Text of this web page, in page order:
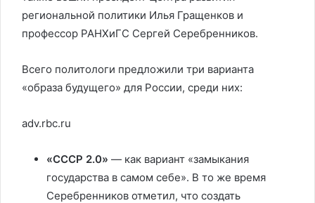
региональной политики Илья Гращенков и
профессор РАНХиГС Сергей Серебренников.
Всего политологи предложили три варианта
«образа будущего» для России, среди них:
adv.rbc.ru
«СССР 2.0» — как вариант «замыкания
государства в самом себе». В то же время
Серебренников отметил, что создать